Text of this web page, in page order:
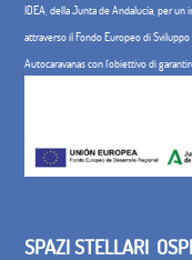
IDEA, della Junta de Andalucía, per un
attraverso il Fondo Europeo di
Autocaravanas con l'obiettivo di
SPAZI STELLARI